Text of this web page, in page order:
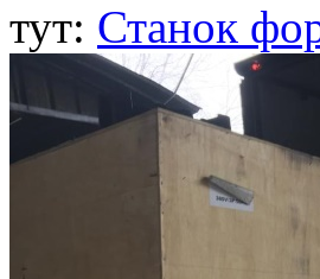
тут: Станок